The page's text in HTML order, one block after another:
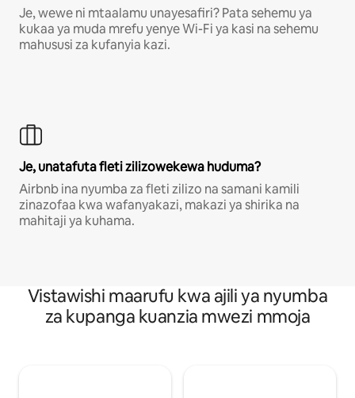
Je, wewe ni mtaalamu unayesafiri? Pata sehemu ya
kukaa ya muda mrefu yenye Wi-Fi ya kasi na sehemu
mahususi za kufanyia kazi.
Je, unatafuta fleti zilizowekewa huduma?
Airbnb ina nyumba za fleti zilizo na samani kamili
zinazofaa kwa wafanyakazi, makazi ya shirika na
mahitaji ya kuhama.
Vistawishi maarufu kwa ajili ya nyumba
za kupanga kuanzia mwezi mmoja